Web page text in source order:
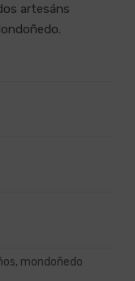
artesáns
mondoñedo